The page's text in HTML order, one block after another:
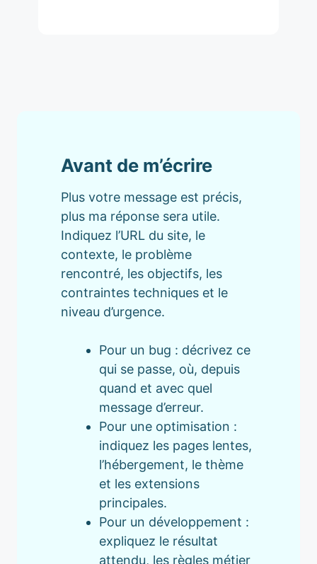
Avant de m’écrire
Plus votre message est précis,
plus ma réponse sera utile.
Indiquez l’URL du site, le
contexte, le problème
rencontré, les objectifs, les
contraintes techniques et le
niveau d’urgence.
Pour un bug : décrivez ce
qui se passe, où, depuis
quand et avec quel
message d’erreur.
Pour une optimisation :
indiquez les pages lentes,
l’hébergement, le thème
et les extensions
principales.
Pour un développement :
expliquez le résultat
attendu, les règles métier